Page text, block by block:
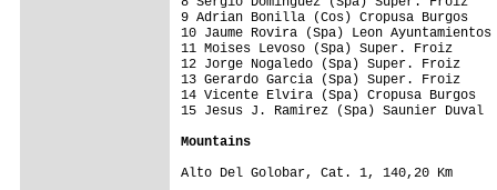
9 Adrian Bonilla (Cos) Cropusa
10 Jaume Rovira (Spa) Leon
11 Moises Levoso (Spa) Super.
12 Jorge Nogaledo (Spa) Super.
13 Gerardo Garcia (Spa) Super.
14 Vicente Elvira (Spa) Cropusa
15 Jesus J. Ramirez (Spa) Saunier
Mountains
Alto Del Golobar, Cat. 1, 140,20 Km